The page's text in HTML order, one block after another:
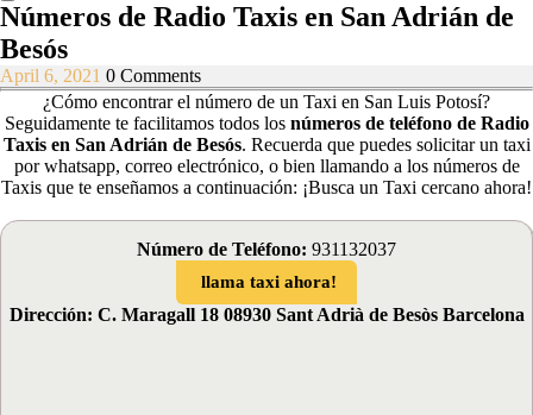
Números de Radio Taxis en San Adrián de
Besós
April 6, 2021 April
6,
2021
0 Comments
¿Cómo encontrar el número de un Taxi en San Luis Potosí?
Seguidamente te facilitamos todos los números de teléfono de Radio
Taxis en San Adrián de Besós. Recuerda que puedes solicitar un taxi
por whatsapp, correo electrónico, o bien llamando a los números de
Taxis que te enseñamos a continuación: ¡Busca un Taxi cercano ahora!
Número de Teléfono: 931132037
llama taxi ahora!
Dirección: C. Maragall 18 08930 Sant Adrià de Besòs Barcelona